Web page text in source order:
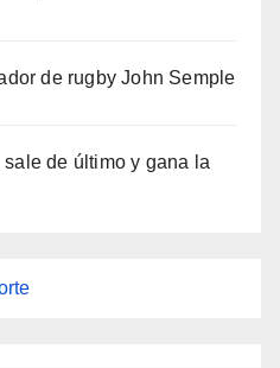
de rugby John Semple
sale de último y gana la